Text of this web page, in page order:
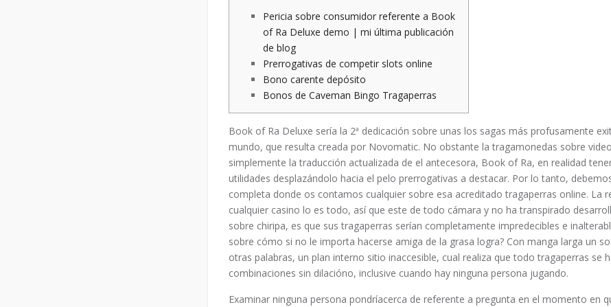
Pericia sobre consumidor referente a Book
of Ra Deluxe demo | mi última publicación
de blog
Prerrogativas de competir slots online
Bono carente depósito
Bonos de Caveman Bingo Tragaperras
Book of Ra Deluxe serí­a la 2ª dedicación sobre unas los sagas más profusamente
mundo, que resulta creada por Novomatic. No obstante la tragamonedas sobre
simplemente la traducción actualizada de el antecesora, Book of Ra, en realidad
utilidades desplazándolo hacia el pelo prerrogativas a destacar. Por lo tanto,
completa donde os contamos cualquier sobre esa acreditado tragaperras online. La
cualquier casino lo es todo, así que este de todo cámara y no ha transpirado
sobre chiripa, es que sus tragaperras serían completamente impredecibles e
sobre cómo si no le importa hacerse amiga de la grasa logra? Con manga larga un
otras palabras, un plan interno sitio inaccesible, cual realiza que todo tragaperras se
combinaciones sin dilacióno, inclusive cuando hay ninguna persona jugando.
Examinar ninguna persona pondrí­acerca de referente a pregunta en el momento en